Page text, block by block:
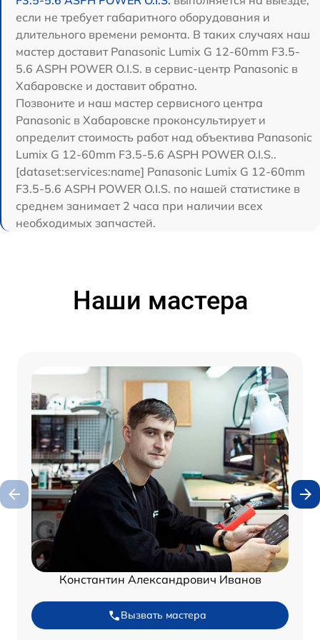
если не требует габаритного оборудования и
длительного времени ремонта. В таких случаях наш
мастер доставит Panasonic Lumix G 12-60mm F3.5-
5.6 ASPH POWER O.I.S. в сервис-центр Panasonic в
Хабаровске и доставит обратно.
Позвоните и наш мастер сервисного центра
Panasonic в Хабаровске проконсультирует и
определит стоимость работ над объектива Panasonic
Lumix G 12-60mm F3.5-5.6 ASPH POWER O.I.S..
[dataset:services:name] Panasonic Lumix G 12-60mm
F3.5-5.6 ASPH POWER O.I.S. по нашей статистике в
среднем занимает 2 часа при наличии всех
необходимых запчастей.
Наши мастера
Константин Александрович Иванов
Вызвать мастера